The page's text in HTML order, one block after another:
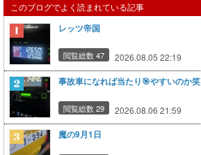
このブログでよく読まれている記事
レッツ帝国
閲覧総数 47 2026.08.05 22:19
事故車になれば当たり🎯やすいのか笑
閲覧総数 29 2026.08.06 21:59
魔の9月1日